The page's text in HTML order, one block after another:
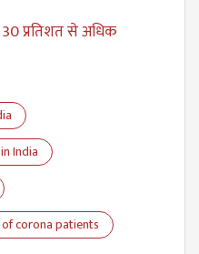
प्रतिशत से अधिक
India
corona patients